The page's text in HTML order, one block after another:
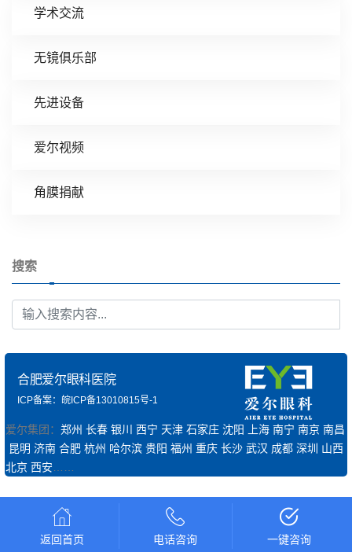
学术交流
无镜俱乐部
先进设备
爱尔视频
角膜捐献
搜索
合肥爱尔眼科医院
ICP备案：皖ICP备13010815号-1
爱尔集团： 郑州 长春 银川 西宁 天津 石家庄 沈阳 上海 南宁 南京 南昌
昆明 济南 合肥 杭州 哈尔滨 贵阳 福州 重庆 长沙 武汉 成都 深圳 山西
北京 西安
返回首页 电话咨询 一键咨询